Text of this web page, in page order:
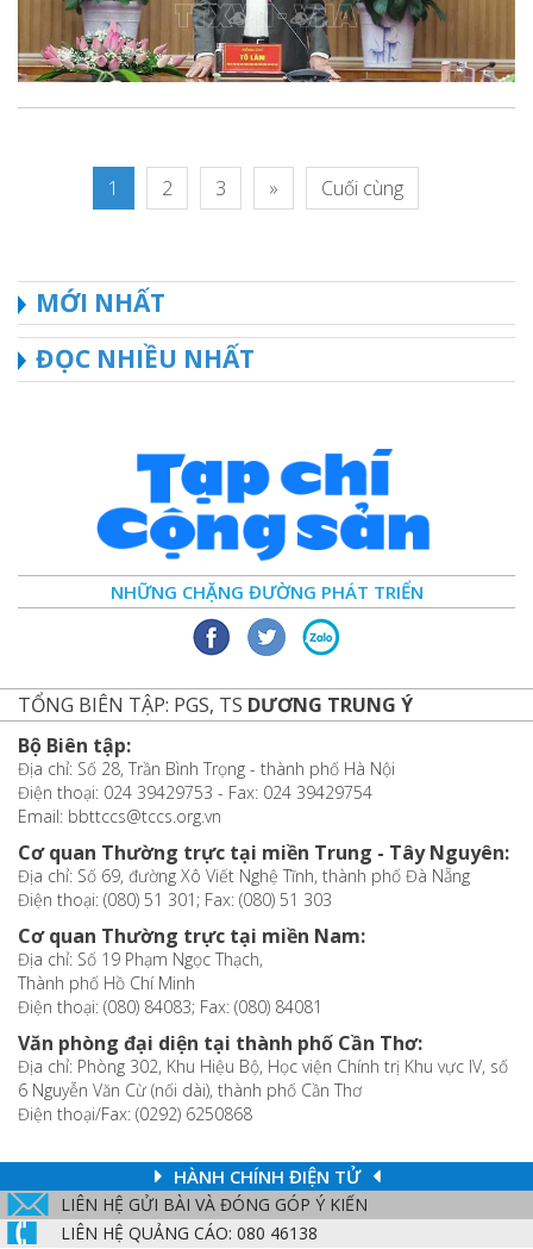
1 2 3 » Cuối cùng
MỚI NHẤT
ĐỌC NHIỀU NHẤT
NHỮNG CHẶNG ĐƯỜNG PHÁT TRIỂN
TỔNG BIÊN TẬP: PGS, TS DƯƠNG TRUNG Ý
Bộ Biên tập:
Địa chỉ: Số 28, Trần Bình Trọng - thành phố Hà Nội
Điện thoại: 024 39429753 - Fax: 024 39429754
Email: bbttccs@tccs.org.vn
Cơ quan Thường trực tại miền Trung - Tây Nguyên:
Địa chỉ: Số 69, đường Xô Viết Nghệ Tĩnh, thành phố Đà Nẵng
Điện thoại: (080) 51 301; Fax: (080) 51 303
Cơ quan Thường trực tại miền Nam:
Địa chỉ: Số 19 Phạm Ngọc Thạch,
Thành phố Hồ Chí Minh
Điện thoại: (080) 84083; Fax: (080) 84081
Văn phòng đại diện tại thành phố Cần Thơ:
Địa chỉ: Phòng 302, Khu Hiệu Bộ, Học viện Chính trị Khu vực IV, số
6 Nguyễn Văn Cừ (nối dài), thành phố Cần Thơ
Điện thoại/Fax: (0292) 6250868
HÀNH CHÍNH ĐIỆN TỬ
LIÊN HỆ GỬI BÀI VÀ ĐÓNG GÓP Ý KIẾN
LIÊN HỆ QUẢNG CÁO: 080 46138